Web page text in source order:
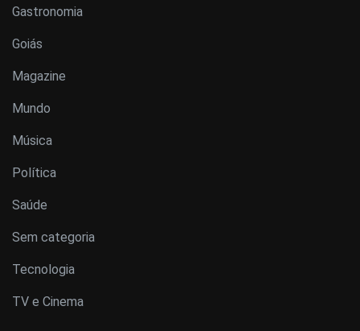
Gastronomia
Goiás
Magazine
Mundo
Música
Política
Saúde
Sem categoria
Tecnologia
TV e Cinema